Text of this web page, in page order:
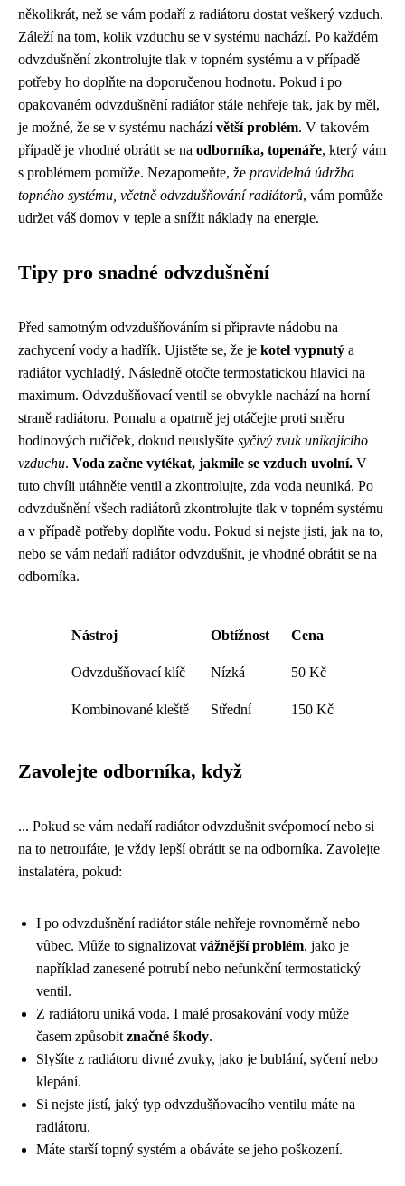
několikrát, než se vám podaří z radiátoru dostat veškerý vzduch.
Záleží na tom, kolik vzduchu se v systému nachází. Po každém
odvzdušnění zkontrolujte tlak v topném systému a v případě
potřeby ho doplňte na doporučenou hodnotu. Pokud i po
opakovaném odvzdušnění radiátor stále nehřeje tak, jak by měl,
je možné, že se v systému nacházívětší problém. V takovém
případě je vhodné obrátit se na odborníka, topenáře, který vám
s problémem pomůže. Nezapomeňte, že pravidelná údržba
topného systému, včetně odvzdušňování radiátorů, vám pomůže
udržet váš domov v teple a snížit náklady na energie.
Tipy pro snadné odvzdušnění
Před samotným odvzdušňováním si připravte nádobu na
zachycení vody a hadřík. Ujistěte se, že je kotel vypnutý a
radiátor vychladlý. Následně otočte termostatickou hlavici na
maximum. Odvzdušňovací ventil se obvykle nachází na horní
straně radiátoru. Pomalu a opatrně jej otáčejte proti směru
hodinových ručiček, dokud neuslyšíte syčivý zvuk unikajícího
vzduchu. Voda začne vytékat, jakmile se vzduch uvolní. V
tuto chvíli utáhněte ventil a zkontrolujte, zda voda neuniká. Po
odvzdušnění všech radiátorů zkontrolujte tlak v topném systému
a v případě potřeby doplňte vodu. Pokud si nejste jisti, jak na to,
nebo se vám nedaří radiátor odvzdušnit, je vhodné obrátit se na
odborníka.
Nástroj Obtížnost Cena
Odvzdušňovací klíč Nízká 50 Kč
Kombinované kleště Střední 150 Kč
Zavolejte odborníka, když
... Pokud se vám nedaří radiátor odvzdušnit svépomocí nebo si
na to netroufáte, je vždy lepší obrátit se na odborníka. Zavolejte
instalatéra, pokud:
I po odvzdušnění radiátor stále nehřeje rovnoměrně nebo
vůbec. Může to signalizovat vážnější problém, jako je
například zanesené potrubí nebo nefunkční termostatický
ventil.
Z radiátoru uniká voda. I malé prosakování vody může
časem způsobit značné škody.
Slyšíte z radiátoru divné zvuky, jako je bublání, syčení nebo
klepání.
Si nejste jistí, jaký typ odvzdušňovacího ventilu máte na
radiátoru.
Máte starší topný systém a obáváte se jeho poškození.